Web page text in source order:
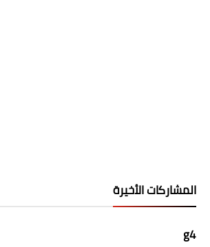
المشاركات الأخيرة
g4